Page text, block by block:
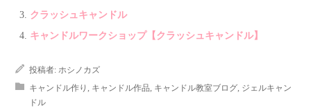
クラッシュキャンドル
キャンドルワークショップ【クラッシュキャンドル】
投稿者: ホシノカズ
キャンドル作り
キャンドル作品 キャンドル教室ブログ ジェルキャン
ドル